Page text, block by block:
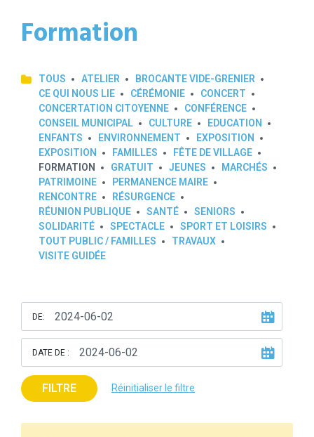
Formation
TOUS ATELIER
BROCANTE VIDE-GRENIER
CE QUI NOUS LIE
CÉRÉMONIE
CONCERT
CONCERTATION CITOYENNE
CONFÉRENCE
CONSEIL MUNICIPAL
CULTURE
EDUCATION
ENFANTS
ENVIRONNEMENT
EXPOSITION
EXPOSITION
FAMILLES
FÊTE DE VILLAGE
FORMATION
GRATUIT JEUNES
MARCHÉS
PATRIMOINE
PERMANENCE MAIRE
RENCONTRE
RÉSURGENCE
RÉUNION PUBLIQUE
SANTÉ
SENIORS
SOLIDARITÉ
SPECTACLE
SPORT ET LOISIRS
TOUT PUBLIC / FAMILLES
TRAVAUX
VISITE GUIDÉE
DE:
DATE DE :
FILTRE Réinitialiser le filtre